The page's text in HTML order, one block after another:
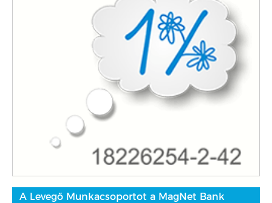
A Levegő Munkacsoportot a MagNet Bank